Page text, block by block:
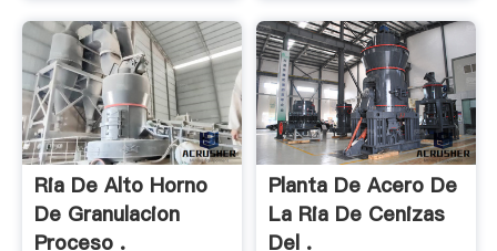
Ria De Alto Horno
De Granulacion
Proceso .
Planta De Acero De
La Ria De Cenizas
Del .